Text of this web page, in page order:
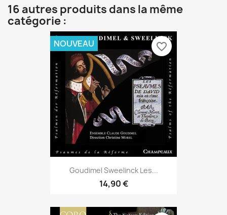
16 autres produits dans la même
catégorie :
Goudimel Sweelinck Les...
14,90 €
NOUVEAU favorite_border